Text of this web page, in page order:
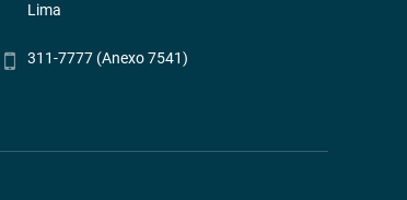
Lima
311-7777 (Anexo 7541)